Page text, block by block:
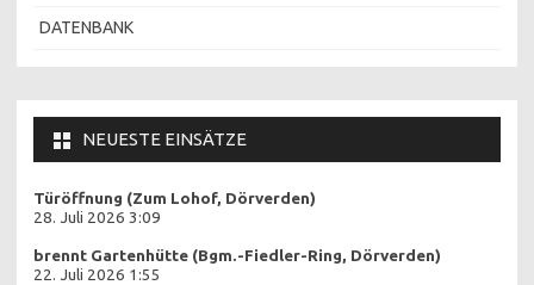
DATENBANK
NEUESTE EINSÄTZE
Türöffnung (Zum Lohof, Dörverden)
28. Juli 2026 3:09
brennt Gartenhütte (Bgm.-Fiedler-Ring, Dörverden)
22. Juli 2026 1:55